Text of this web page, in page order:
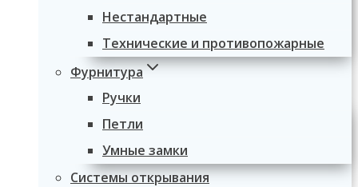
Нестандартные
Технические и противопожарные
Фурнитура
Ручки
Петли
Умные замки
Системы открывания